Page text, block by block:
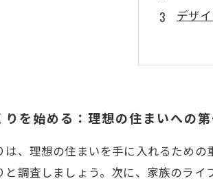
デザ
施工
イン
理想
りを始める：理想の住まいへの
は、理想の住まいを手に入れるため
と調査しましょう。次に、家族のラ